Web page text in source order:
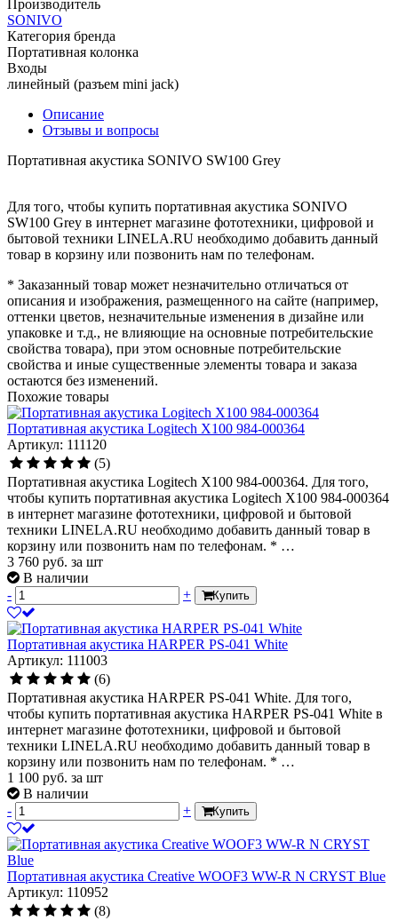
Производитель
SONIVO
Категория бренда
Портативная колонка
Входы
линейный (разъем mini jack)
Описание
Отзывы и вопросы
Портативная акустика SONIVO SW100 Grey
Для того, чтобы купить портативная акустика SONIVO
SW100 Grey в интернет магазине фототехники, цифровой и
бытовой техники LINELA.RU необходимо добавить данный
товар в корзину или позвонить нам по телефонам.
* Заказанный товар может незначительно отличаться от
описания и изображения, размещенного на сайте (например,
оттенки цветов, незначительные изменения в дизайне или
упаковке и т.д., не влияющие на основные потребительские
свойства товара), при этом основные потребительские
свойства и иные существенные элементы товара и заказа
остаются без изменений.
Похожие товары
Портативная акустика Logitech X100 984-000364
Артикул: 111120
(5)
Портативная акустика Logitech X100 984-000364. Для того,
чтобы купить портативная акустика Logitech X100 984-000364
в интернет магазине фототехники, цифровой и бытовой
техники LINELA.RU необходимо добавить данный товар в
корзину или позвонить нам по телефонам. * …
3 760 руб. за шт
В наличии
-
+ Купить
Портативная акустика HARPER PS-041 White
Артикул: 111003
(6)
Портативная акустика HARPER PS-041 White. Для того,
чтобы купить портативная акустика HARPER PS-041 White в
интернет магазине фототехники, цифровой и бытовой
техники LINELA.RU необходимо добавить данный товар в
корзину или позвонить нам по телефонам. * …
1 100 руб. за шт
В наличии
-
+ Купить
Портативная акустика Creative WOOF3 WW-R N CRYST Blue
Артикул: 110952
(8)